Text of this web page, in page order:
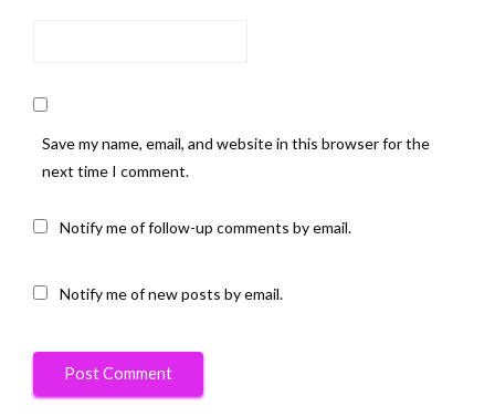
Save my name, email, and website in this browser for the
next time I comment.
Notify me of follow-up comments by email.
Notify me of new posts by email.